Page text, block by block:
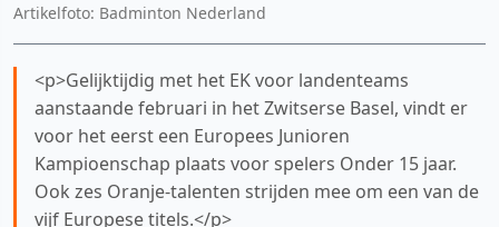
Artikelfoto: Badminton Nederland
<p>Gelijktijdig met het EK voor landenteams
aanstaande februari in het Zwitserse Basel, vindt er
voor het eerst een Europees Junioren
Kampioenschap plaats voor spelers Onder 15 jaar.
Ook zes Oranje-talenten strijden mee om een van de
vijf Europese titels.</p>